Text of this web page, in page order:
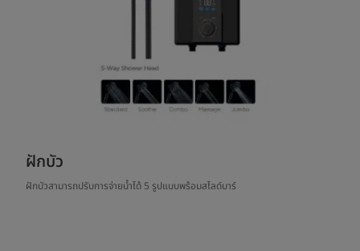
ฝักบัว
ฝักบัวสามารถปรับการจ่ายน้ำได้ 5 รูปแบบพร้อมสไลด์บาร์